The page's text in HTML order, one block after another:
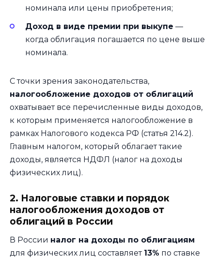
номинала или цены приобретения;
Доход в виде премии при выкупе —
когда облигация погашается по цене выше
номинала.
С точки зрения законодательства,
налогообложение доходов от облигаций
охватывает все перечисленные виды доходов,
к которым применяется налогообложение в
рамках Налогового кодекса РФ (статья 214.2).
Главным налогом, который облагает такие
доходы, является НДФЛ (налог на доходы
физических лиц).
2. Налоговые ставки и порядок
налогообложения доходов от
облигаций в России
В России налог на доходы по облигациям
для физических лиц составляет 13% по ставке